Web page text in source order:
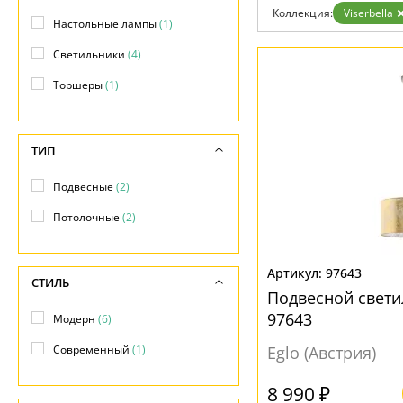
Доставка и оплата
Гарантия
Возврат
Установка
Бренды
Контакты
Коллекция: Viserbella
97643
Подвесной
97643
Eglo (Австрия)
8 990 ₽
Настольные лампы(1)
Светильники (4)
Торшеры(1)
ТИП
Подвесные(2)
Потолочные(2)
СТИЛЬ
Модерн (6)
Современный (1)